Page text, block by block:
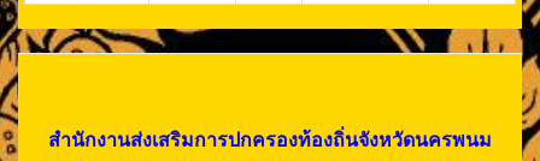
สำนักงานส่งเสริมการปกครองท้องถิ่นจังหวัดนครพนม